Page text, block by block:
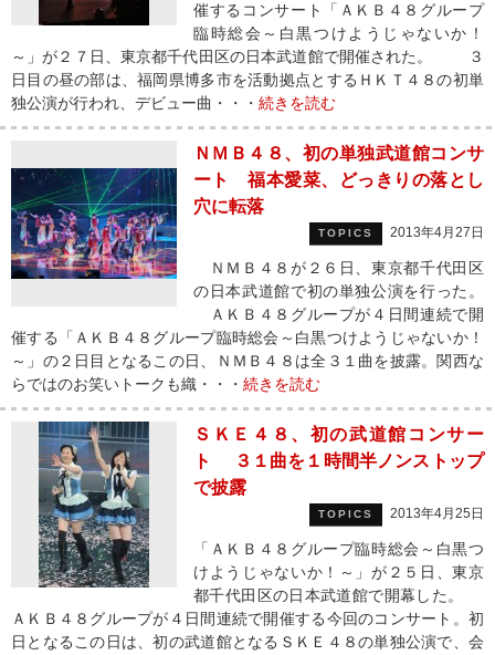
催するコンサート「ＡＫＢ４８グループ
臨時総会～白黒つけようじゃないか！
～」が２７日、東京都千代田区の日本武道館で開催された。 ３
日目の昼の部は、福岡県博多市を活動拠点とするＨＫＴ４８の初単
独公演が行われ、デビュー曲・・・ 続きを読む
ＮＭＢ４８、初の単独武道館コンサ
ート 福本愛菜、どっきりの落とし
穴に転落
TOPICS 2013年4月27日
ＮＭＢ４８が２６日、東京都千代田区
の日本武道館で初の単独公演を行った。
ＡＫＢ４８グループが４日間連続で開
催する「ＡＫＢ４８グループ臨時総会～白黒つけようじゃないか！
～」の２日目となるこの日、ＮＭＢ４８は全３１曲を披露。関西な
らではのお笑いトークも織・・・ 続きを読む
ＳＫＥ４８、初の武道館コンサー
ト ３１曲を１時間半ノンストップ
で披露
TOPICS 2013年4月25日
「ＡＫＢ４８グループ臨時総会～白黒つ
けようじゃないか！～」が２５日、東京
都千代田区の日本武道館で開幕した。
ＡＫＢ４８グループが４日間連続で開催する今回のコンサート。初
日となるこの日は、初の武道館となるＳＫＥ４８の単独公演で、会